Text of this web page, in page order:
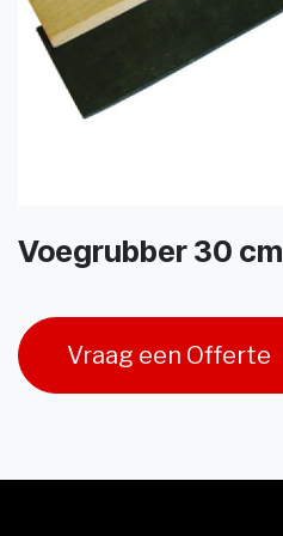
Voegrubber 30 cm
Vraag een Offerte